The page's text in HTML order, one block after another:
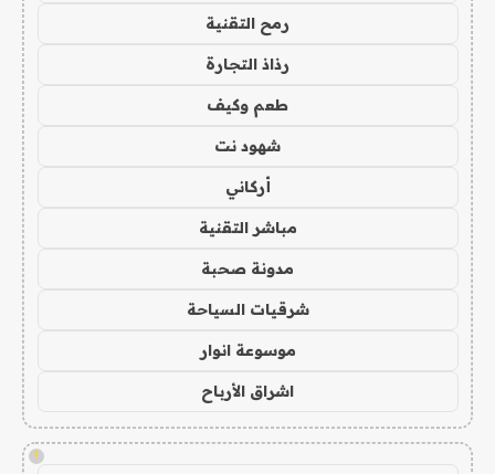
رمح التقنية
رذاذ التجارة
طعم وكيف
شهود نت
أركاني
مباشر التقنية
مدونة صحبة
شرقيات السياحة
موسوعة انوار
اشراق الأرباح
!